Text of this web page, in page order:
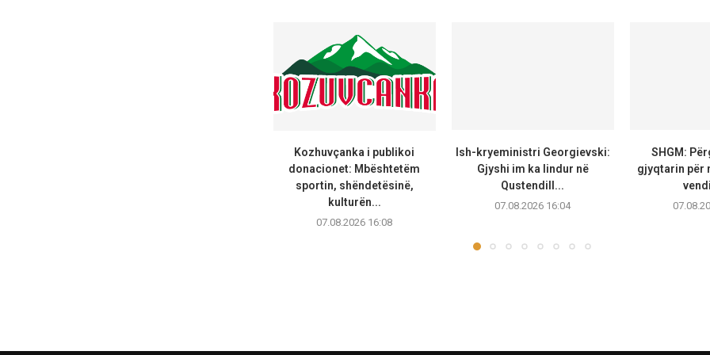
Kozhuvçanka i publikoi
donacionet: Mbështetëm
sportin, shëndetësinë,
kulturën...
07.08.2026 16:08
Ish-kryeministri Georgievski:
Gjyshi im ka lindur në
Qustendill...
07.08.2026 16:04
SHGM:
gjyqtarin për